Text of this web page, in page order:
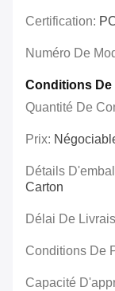
Certification:
Numéro De
Conditions De
Quantité De
Prix:
Détails
Carton
Délai De
Conditions De
Capacité